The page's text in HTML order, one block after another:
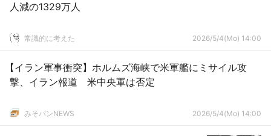
人減の1329万人
常識的に考えた 2026/5/4(Mo) 14:00
【イラン軍事衝突】ホルムズ海峡で米軍艦にミサイル攻
撃、イラン報道 米中央軍は否定
みそパンNEWS 2026/5/4(Mo) 14:00